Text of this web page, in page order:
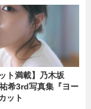
ト満載】乃木坂
希3rd写真集『ヨー
ット